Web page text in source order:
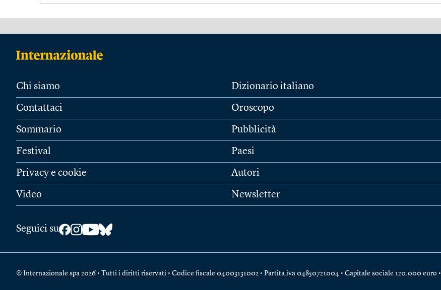
Chi siamo
Contattaci
Sommario
Festival
Privacy e cookie
Video
Dizionario italiano
Oroscopo
Pubblicità
Paesi
Autori
Newsletter
Seguici su
© Internazionale spa 2026 • Tutti i diritti riservati • Codice fiscale 04003131002 • Partita iva 04850721004 • Capitale sociale 120.000 euro •